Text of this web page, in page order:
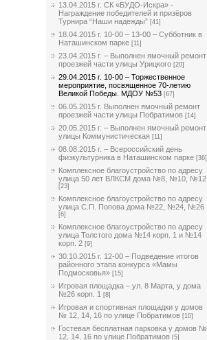
13.04.2015 г. СК «БУДО-Искра» -
Награждение победителей и призёров
Турнира “Наши надежды” [41]
18.04.2015 г. 10-00 – 13-00 – Субботник в
Наташинском парке [11]
23.04.2015 г. – Выполнен ямочный ремонт
проезжей части улицы Урицкого [20]
29.04.2015 г. 10-00 – Торжественное
мероприятие, посвященное 70-летию
Великой Победы. МДОУ №53 [67]
06.05.2015 г. Выполнен ямочный ремонт
проезжей части улицы Побратимов [14]
20.05.2015 г. – Выполнен ямочный ремонт
улицы Коммунистическая [11]
08.08.2015 г. – Всероссийский день
физкультурника в Наташинском парке [36]
Комплексное благоустройство по адресу
улица 50 лет ВЛКСМ дома №8, №10, №12
[23]
Комплексное благоустройство по адресу
улица С.П. Попова дома №22, №24, №26
[6]
Комплексное благоустройство по адресу
улица Толстого дома №14 корп. 1 и №14
корп. 2 [9]
30.10.2015 г. 12-00 – Подведение итогов
районного этапа конкурса «Мамы
Подмосковья» [15]
Игровая площадка – ул. 8 Марта, у дома
№26 корп. 1 [8]
Игровая и спортивная площадки у домов
№ 12, 14, 16 по улице Побратимов [10]
Гостевая бесплатная парковка у домов №
12, 14, 16 по улице Побратимов [5]